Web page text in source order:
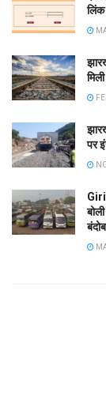
पर